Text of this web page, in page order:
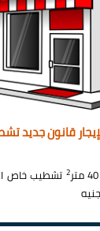
قانون جديد
2 تشطيب خاص